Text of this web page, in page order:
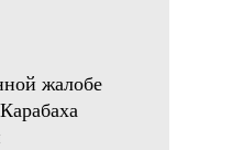
жалобе